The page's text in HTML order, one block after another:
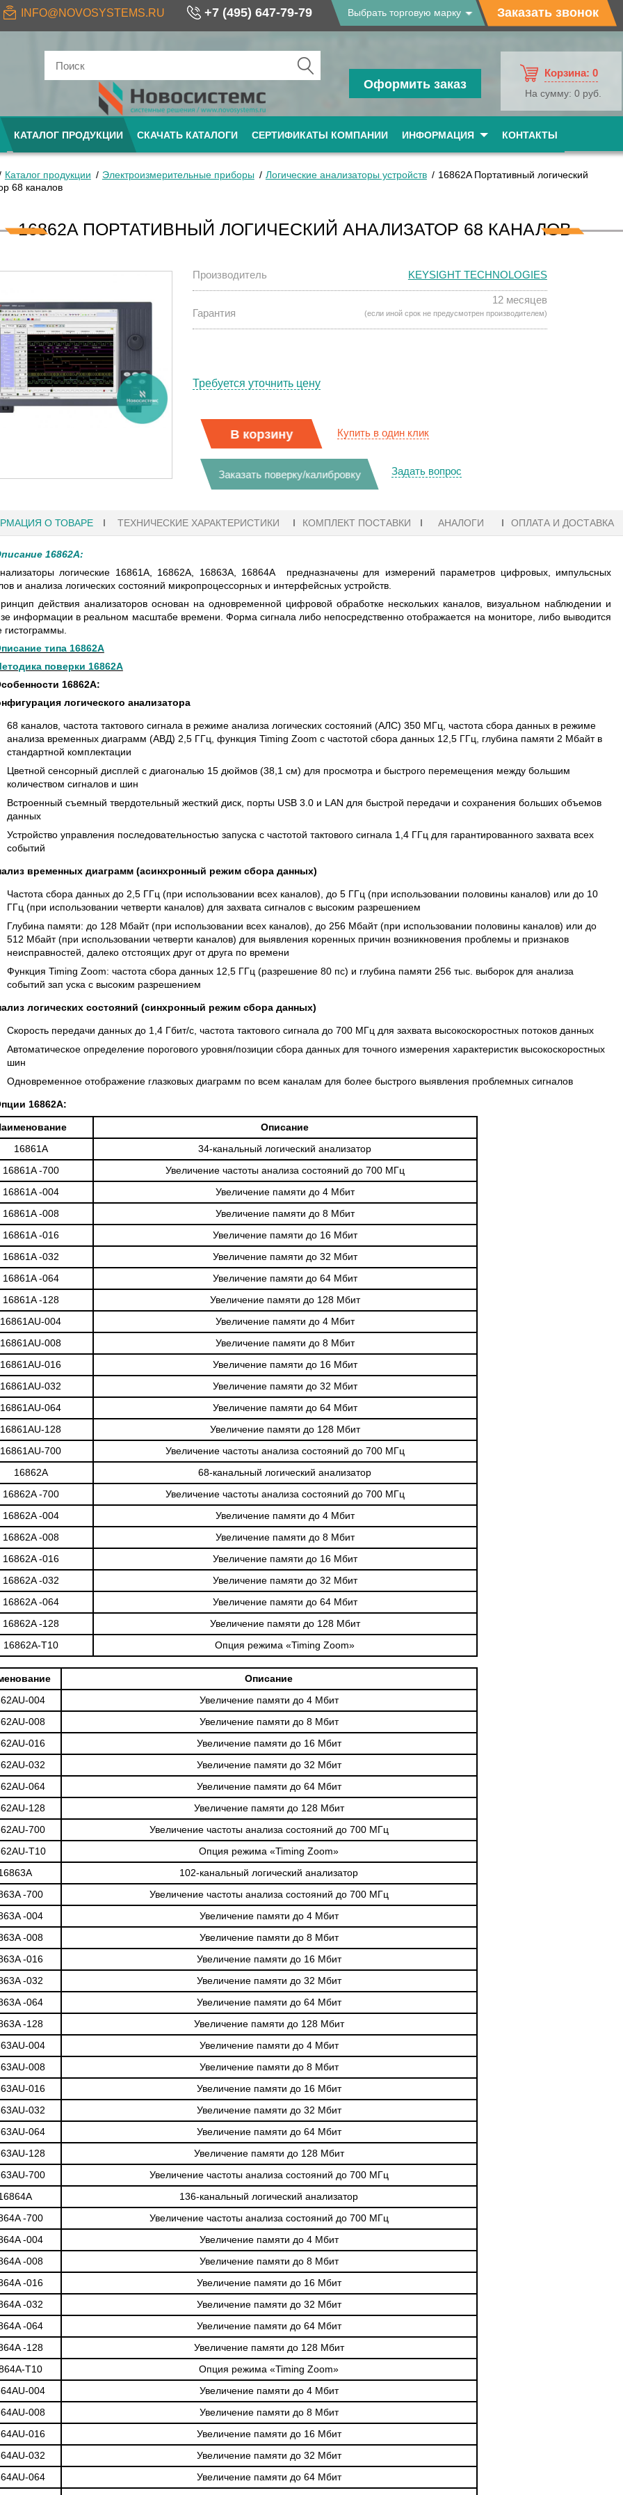
INFO@NOVOSYSTEMS.RU +7 (495) 647-79-79 Выбрать торговую марку Заказать звонок
Оформить заказ
Корзина: 0
На сумму: 0 руб.
КАТАЛОГ ПРОДУКЦИИ СКАЧАТЬ КАТАЛОГИ СЕРТИФИКАТЫ КОМПАНИИ ИНФОРМАЦИЯ КОНТАКТЫ
KEYSIGHT
СЕРИИ UXR
27.01.2023 10:06
В НАЛИЧИИ! ZVH8, АНАЛИЗАТОР
КАБЕЛЕЙ И АНТЕНН, 100 КГЦ ДО 8 ГГЦ
Каталог продукции Электроизмерительные приборы Логические анализаторы устройств
16862A Портативный логический
68 каналов
16862A ПОРТАТИВНЫЙ ЛОГИЧЕСКИЙ АНАЛИЗАТОР 68 КАНАЛОВ
Производитель KEYSIGHT TECHNOLOGIES
Гарантия
12 месяцев
(если иной срок не предусмотрен производителем)
Требуется уточнить цену
В корзину Купить в один клик
Заказать поверку/калибровку Задать вопрос
О ТОВАРЕ ТЕХНИЧЕСКИЕ ХАРАКТЕРИСТИКИ КОМПЛЕКТ ПОСТАВКИ АНАЛОГИ ОПЛАТА И ДОСТАВКА
16862A:
логические 16861A, 16862A, 16863A, 16864A предназначены для измерений параметров цифровых, импульсных
и анализа логических состояний микропроцессорных и интерфейсных устройств.
действия анализаторов основан на одновременной цифровой обработке нескольких каналов, визуальном наблюдении и
информации в реальном масштабе времени. Форма сигнала либо непосредственно отображается на мониторе, либо выводится
гистограммы.
типа 16862A
поверки 16862A
16862A:
логического анализатора
68 каналов, частота тактового сигнала в режиме анализа логических состояний (АЛС) 350 МГц, частота сбора данных в режиме
анализа временных диаграмм (АВД) 2,5 ГГц, функция Timing Zoom с частотой сбора данных 12,5 ГГц, глубина памяти 2 Мбайт в
стандартной комплектации
Цветной сенсорный дисплей с диагональю 15 дюймов (38,1 см) для просмотра и быстрого перемещения между большим
количеством сигналов и шин
Встроенный съемный твердотельный жесткий диск, порты USB 3.0 и LAN для быстрой передачи и сохранения больших объемов
данных
Устройство управления последовательностью запуска с частотой тактового сигнала 1,4 ГГц для гарантированного захвата всех
событий
временных диаграмм (асинхронный режим сбора данных)
Частота сбора данных до 2,5 ГГц (при использовании всех каналов), до 5 ГГц (при использовании половины каналов) или до 10
ГГц (при использовании четверти каналов) для захвата сигналов с высоким разрешением
Глубина памяти: до 128 Мбайт (при использовании всех каналов), до 256 Мбайт (при использовании половины каналов) или до
512 Мбайт (при использовании четверти каналов) для выявления коренных причин возникновения проблемы и признаков
неисправностей, далеко отстоящих друг от друга по времени
Функция Timing Zoom: частота сбора данных 12,5 ГГц (разрешение 80 пс) и глубина памяти 256 тыс. выборок для анализа
событий зап уска с высоким разрешением
логических состояний (синхронный режим сбора данных)
Скорость передачи данных до 1,4 Гбит/с, частота тактового сигнала до 700 МГц для захвата высокоскоростных потоков данных
Автоматическое определение порогового уровня/позиции сбора данных для точного измерения характеристик высокоскоростных
шин
Одновременное отображение глазковых диаграмм по всем каналам для более быстрого выявления проблемных сигналов
16862A:
Описание
16861A
34-канальный логический анализатор
16861A -700
Увеличение частоты анализа состояний до 700 МГц
16861A -004
Увеличение памяти до 4 Мбит
16861A -008
Увеличение памяти до 8 Мбит
16861A -016
Увеличение памяти до 16 Мбит
16861A -032
Увеличение памяти до 32 Мбит
16861A -064
Увеличение памяти до 64 Мбит
16861A -128
Увеличение памяти до 128 Мбит
16861AU-004
Увеличение памяти до 4 Мбит
16861AU-008
Увеличение памяти до 8 Мбит
16861AU-016
Увеличение памяти до 16 Мбит
16861AU-032
Увеличение памяти до 32 Мбит
16861AU-064
Увеличение памяти до 64 Мбит
16861AU-128
Увеличение памяти до 128 Мбит
16861AU-700
Увеличение частоты анализа состояний до 700 МГц
16862A
68-канальный логический анализатор
16862A -700
Увеличение частоты анализа состояний до 700 МГц
16862A -004
Увеличение памяти до 4 Мбит
16862A -008
Увеличение памяти до 8 Мбит
16862A -016
Увеличение памяти до 16 Мбит
16862A -032
Увеличение памяти до 32 Мбит
16862A -064
Увеличение памяти до 64 Мбит
16862A -128
Увеличение памяти до 128 Мбит
16862A-T10
Опция режима «Timing Zoom»
Описание
004
Увеличение памяти до 4 Мбит
008
Увеличение памяти до 8 Мбит
016
Увеличение памяти до 16 Мбит
032
Увеличение памяти до 32 Мбит
064
Увеличение памяти до 64 Мбит
128
Увеличение памяти до 128 Мбит
700
Увеличение частоты анализа состояний до 700 МГц
T10
Опция режима «Timing Zoom»
102-канальный логический анализатор
-700
Увеличение частоты анализа состояний до 700 МГц
-004
Увеличение памяти до 4 Мбит
-008
Увеличение памяти до 8 Мбит
-016
Увеличение памяти до 16 Мбит
-032
Увеличение памяти до 32 Мбит
-064
Увеличение памяти до 64 Мбит
-128
Увеличение памяти до 128 Мбит
004
Увеличение памяти до 4 Мбит
008
Увеличение памяти до 8 Мбит
016
Увеличение памяти до 16 Мбит
032
Увеличение памяти до 32 Мбит
064
Увеличение памяти до 64 Мбит
128
Увеличение памяти до 128 Мбит
700
Увеличение частоты анализа состояний до 700 МГц
136-канальный логический анализатор
-700
Увеличение частоты анализа состояний до 700 МГц
-004
Увеличение памяти до 4 Мбит
-008
Увеличение памяти до 8 Мбит
-016
Увеличение памяти до 16 Мбит
-032
Увеличение памяти до 32 Мбит
-064
Увеличение памяти до 64 Мбит
-128
Увеличение памяти до 128 Мбит
T10
Опция режима «Timing Zoom»
004
Увеличение памяти до 4 Мбит
008
Увеличение памяти до 8 Мбит
016
Увеличение памяти до 16 Мбит
032
Увеличение памяти до 32 Мбит
064
Увеличение памяти до 64 Мбит